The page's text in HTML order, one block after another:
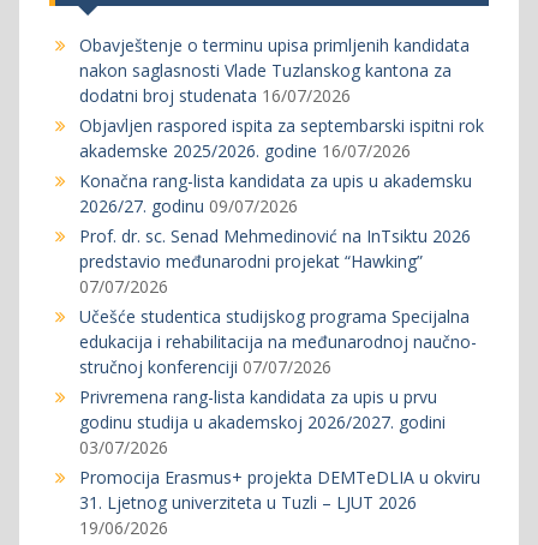
Obavještenje o terminu upisa primljenih kandidata
nakon saglasnosti Vlade Tuzlanskog kantona za
dodatni broj studenata 16/07/2026
Objavljen raspored ispita za septembarski ispitni rok
akademske 2025/2026. godine 16/07/2026
Konačna rang-lista kandidata za upis u akademsku
2026/27. godinu 09/07/2026
Prof. dr. sc. Senad Mehmedinović na InTsiktu 2026
predstavio međunarodni projekat “Hawking”
07/07/2026
Učešće studentica studijskog programa Specijalna
edukacija i rehabilitacija na međunarodnoj naučno-
stručnoj konferenciji 07/07/2026
Privremena rang-lista kandidata za upis u prvu
godinu studija u akademskoj 2026/2027. godini
03/07/2026
Promocija Erasmus+ projekta DEMTeDLIA u okviru
31. Ljetnog univerziteta u Tuzli – LJUT 2026
19/06/2026